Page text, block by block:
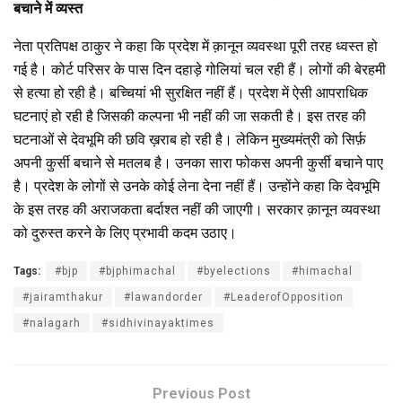
बचाने में व्यस्त
नेता प्रतिपक्ष ठाकुर ने कहा कि प्रदेश में क़ानून व्यवस्था पूरी तरह ध्वस्त हो
गई है। कोर्ट परिसर के पास दिन दहाड़े गोलियां चल रही हैं। लोगों की बेरहमी
से हत्या हो रही है। बच्चियां भी सुरक्षित नहीं हैं। प्रदेश में ऐसी आपराधिक
घटनाएं हो रही है जिसकी कल्पना भी नहीं की जा सकती है। इस तरह की
घटनाओं से देवभूमि की छवि ख़राब हो रही है। लेकिन मुख्यमंत्री को सिर्फ़
अपनी कुर्सी बचाने से मतलब है। उनका सारा फोकस अपनी कुर्सी बचाने पाए
है। प्रदेश के लोगों से उनके कोई लेना देना नहीं हैं। उन्होंने कहा कि देवभूमि
के इस तरह की अराजकता बर्दाश्त नहीं की जाएगी। सरकार क़ानून व्यवस्था
को दुरुस्त करने के लिए प्रभावी कदम उठाए।
Tags: #bjp #bjphimachal #byelections #himachal
#jairamthakur #lawandorder #LeaderofOpposition
#nalagarh #sidhivinayaktimes
Previous Post